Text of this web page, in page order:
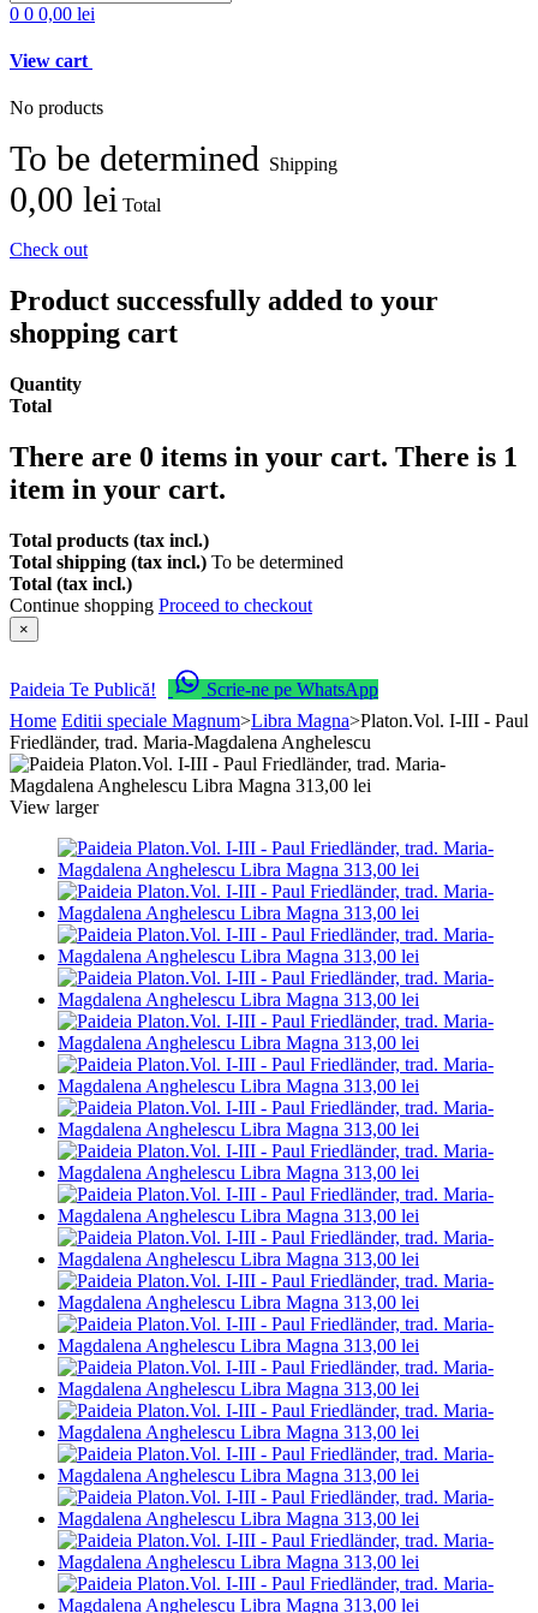
0 0 0,00 lei
View cart
No products
To be determined Shipping
0,00 lei Total
Check out
Product successfully added to your
shopping cart
Quantity
Total
There are 0 items in your cart. There is 1
item in your cart.
Total products (tax incl.)
Total shipping (tax incl.) To be determined
Total (tax incl.)
Continue shopping Proceed to checkout
×
Paideia Te Publică!
Scrie-ne pe WhatsApp
Home Editii speciale Magnum>Libra Magna>Platon.Vol. I-III - Paul
Friedländer, trad. Maria-Magdalena Anghelescu
View larger